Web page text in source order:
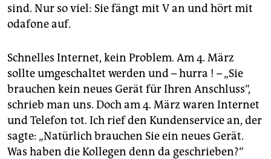
sind. Nur so viel: Sie fängt mit V an und hört mit
odafone auf.
Schnelles Internet, kein Problem. Am 4. März
sollte umgeschaltet werden und – hurra ! – „Sie
brauchen kein neues Gerät für Ihren Anschluss“,
schrieb man uns. Doch am 4. März waren Internet
und Telefon tot. Ich rief den Kundenservice an, der
sagte: „Natürlich brauchen Sie ein neues Gerät.
Was haben die Kollegen denn da geschrieben?“